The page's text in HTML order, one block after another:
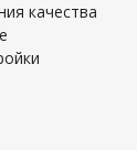
из
качества